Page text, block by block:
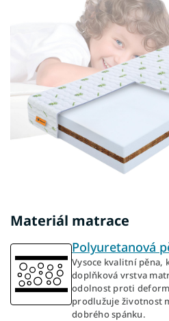
Materiál matrace
Polyuretanová
Vysoce kvalitní pěna,
doplňková vrstva
odolnost proti
prodlužuje životnost
dobrého spánku.